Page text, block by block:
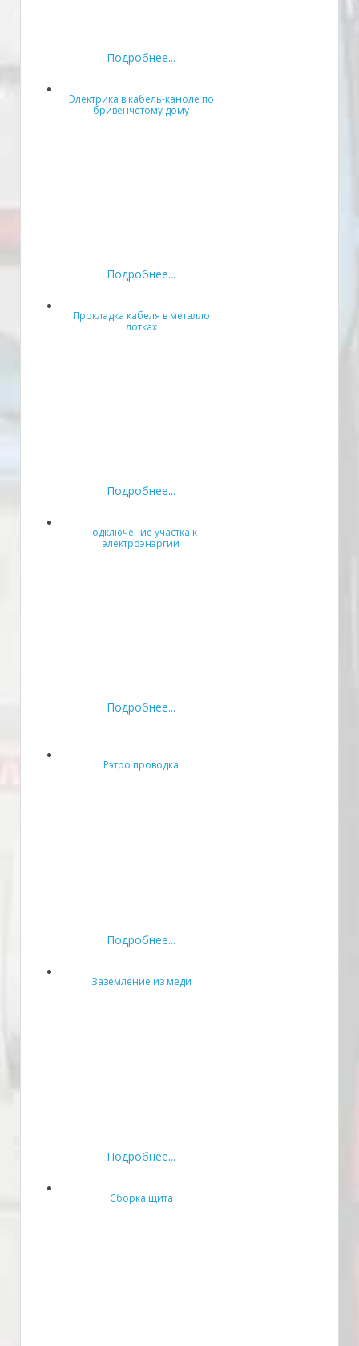
Подробнее...
Электрика в кабель-каноле по
бривенчетому дому
Подробнее...
Прокладка кабеля в металло
лотках
Подробнее...
Подключение участка к
электроэнэргии
Подробнее...
Рэтро проводка
Подробнее...
Заземление из меди
Подробнее...
Сборка щита